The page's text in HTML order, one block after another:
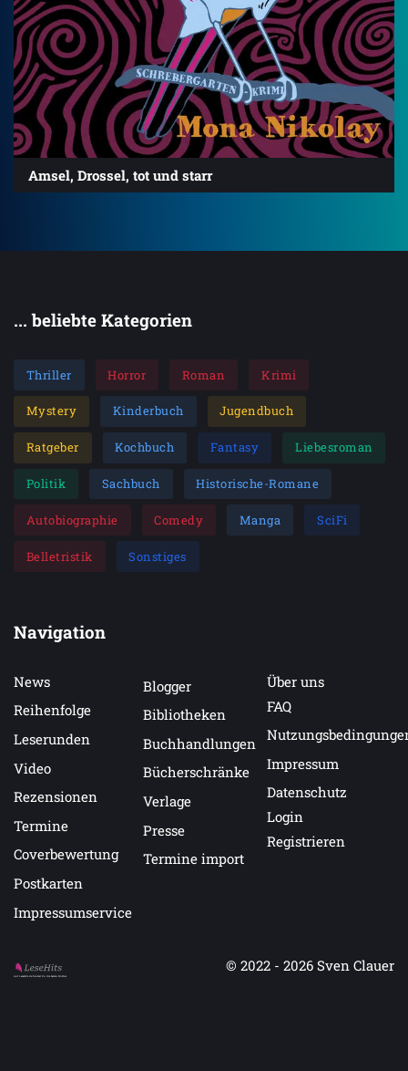
Amsel, Drossel, tot und starr
... beliebte Kategorien
Thriller Horror Roman Krimi
Mystery Kinderbuch Jugendbuch
Ratgeber Kochbuch Fantasy Liebesroman
Politik Sachbuch Historische-Romane
Autobiographie Comedy Manga SciFi
Belletristik Sonstiges
Navigation
News
Reihenfolge
Leserunden
Video
Rezensionen
Termine
Coverbewertung
Postkarten
Impressumservice
Blogger
Bibliotheken
Buchhandlungen
Bücherschränke
Verlage
Presse
Termine import
Über uns
FAQ
Impressum
Datenschutz
Login
Registrieren
Auf LeseHits.de findest Du die besten Bücher.
© 2022 - 2026 Sven Clauer